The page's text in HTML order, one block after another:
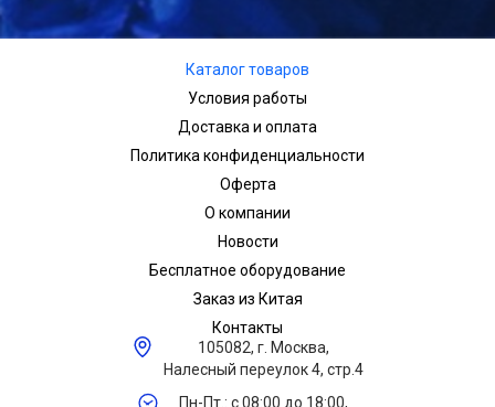
Каталог товаров
Условия работы
Доставка и оплата
Политика конфиденциальности
Оферта
О компании
Новости
Бесплатное оборудование
Заказ из Китая
Контакты
105082, г. Москва,
Налесный переулок 4, стр.4
Пн-Пт.: с 08:00 до 18:00,